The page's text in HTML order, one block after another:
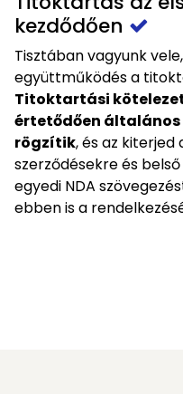
kezdődően
Tisztában vagyunk
együttműködés a
Titoktartási
értetődően általános
rögzítik, és az
szerződésekre és
egyedi NDA
ebben is a